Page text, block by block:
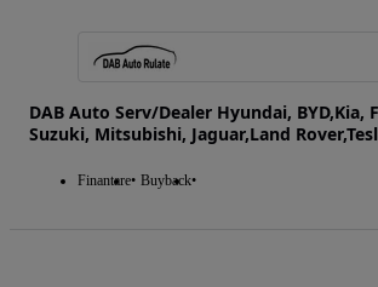
DAB Auto Serv/Dealer Hyundai, BYD,Kia,
Suzuki, Mitsubishi, Jaguar,Land
Finantare Buyback